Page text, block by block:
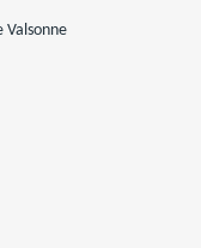
Valsonne